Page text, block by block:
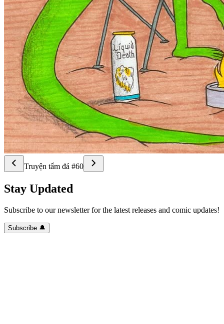
Truyện tẩm đá #60
Stay Updated
Subscribe to our newsletter for the latest releases and comic updates!
Subscribe 🔔